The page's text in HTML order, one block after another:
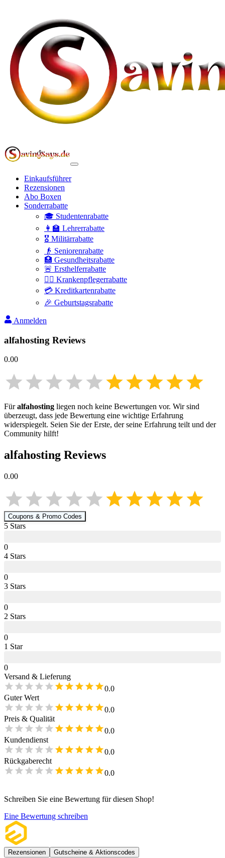
Einkaufsführer
Rezensionen
Abo Boxen
Sonderrabatte
🎓 Studentenrabatte
👩‍🏫 Lehrerrabatte
🎖️ Militärrabatte
👴 Seniorenrabatte
🏥 Gesundheitsrabatte
🚨 Ersthelferrabatte
👩‍⚕️ Krankenpflegerrabatte
💳 Kreditkartenrabatte
🎉 Geburtstagsrabatte
Anmelden
alfahosting Reviews
0.00
Füralfahosting liegen noch keine Bewertungen vor. Wir sind
überzeugt, dass jede Bewertung eine wichtige Erfahrung
widerspiegelt. Seien Sie der Erste, der seine Erfahrung teilt und der
Community hilft!
alfahosting Reviews
0.00
Coupons & Promo Codes
5 Stars
0
4 Stars
0
3 Stars
0
2 Stars
0
1 Star
0
Versand & Lieferung
0.0
Guter Wert
0.0
Preis & Qualität
0.0
Kundendienst
0.0
Rückgaberecht
0.0
Schreiben Sie eine Bewertung für diesen Shop!
Eine Bewertung schreiben
Rezensionen Gutscheine & Aktionscodes